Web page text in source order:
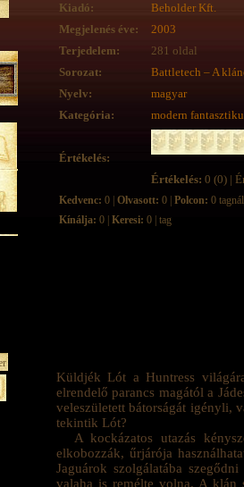
Kiadó:
Beholder Kft.
Megjelenés éve:
2003
Terjedelem:
281 oldal
Sorozat:
Battletech – A
Nyelv:
magyar
Kategória:
modern
Értékelés:
Értékelés: 0 (0) |
Kedvenc: 0 | Olvasott: 0 | Polcon: 0 tagnál
Kínálja: 0 | Keresi: 0 | tag
Küldjék Lót a Huntress
elrendelő parancs magától a
veleszületett bátorságát igényli,
tekintik Lót?
A kockázatos utazás
elkobozzák, űrjárója
Jaguárok szolgálatába
valaha is remélte volna. A klán